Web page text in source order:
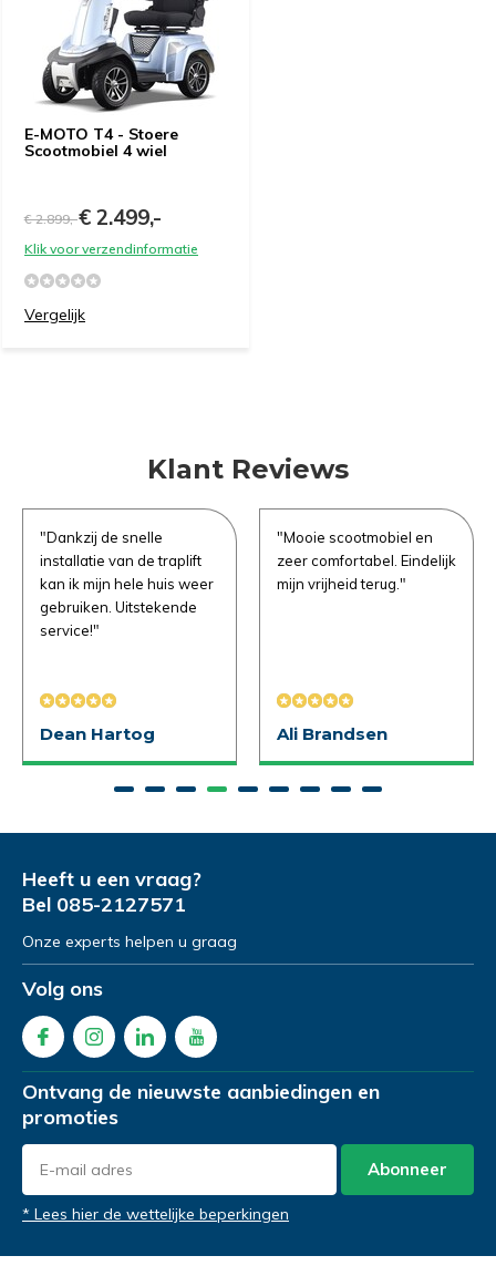
E-MOTO T4 - Stoere
Scootmobiel 4 wiel
€ 2.899,-€ 2.499,-
Klik voor verzendinformatie
Vergelijk
Klant Reviews
"Dankzij de snelle
installatie van de traplift
kan ik mijn hele huis weer
gebruiken. Uitstekende
service!"
Dean Hartog
"Mooie scootmobiel en
zeer comfortabel. Eindelijk
mijn vrijheid terug."
Ali Brandsen
Heeft u een vraag?
Bel 085-2127571
Onze experts helpen u graag
Volg ons
Ontvang de nieuwste aanbiedingen en
promoties
Abonneer
* Lees hier de wettelijke beperkingen
aanvragen
Demonstratie in de showroom
Proefrit aan huis
Emailadres
Product Naam*
Gewenste datum voor proefrit
Demonstratie aanvragen
aanvragen
Demonstratie in de showroom
Gratis slaapadvies aan huis
Emailadres
Product Naam*
Gewenste datum voor slaapadvies
Demonstratie aanvragen
Emailadres*
Telefoonnummer
Product Naam
Opmerkingen
Demonstratie aanvragen